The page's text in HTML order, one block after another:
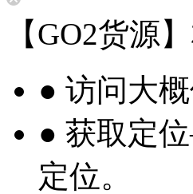
【GO2货源
● 访问大
● 获取定
定位。